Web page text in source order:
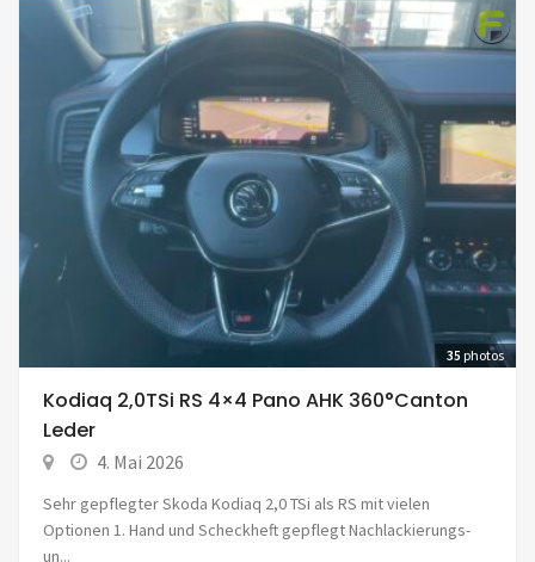
35 photos
Kodiaq 2,0TSi RS 4×4 Pano AHK 360°Canton
Leder
4. Mai 2026
Sehr gepflegter Skoda Kodiaq 2,0 TSi als RS mit vielen
Optionen 1. Hand und Scheckheft gepflegt Nachlackierungs-
un...